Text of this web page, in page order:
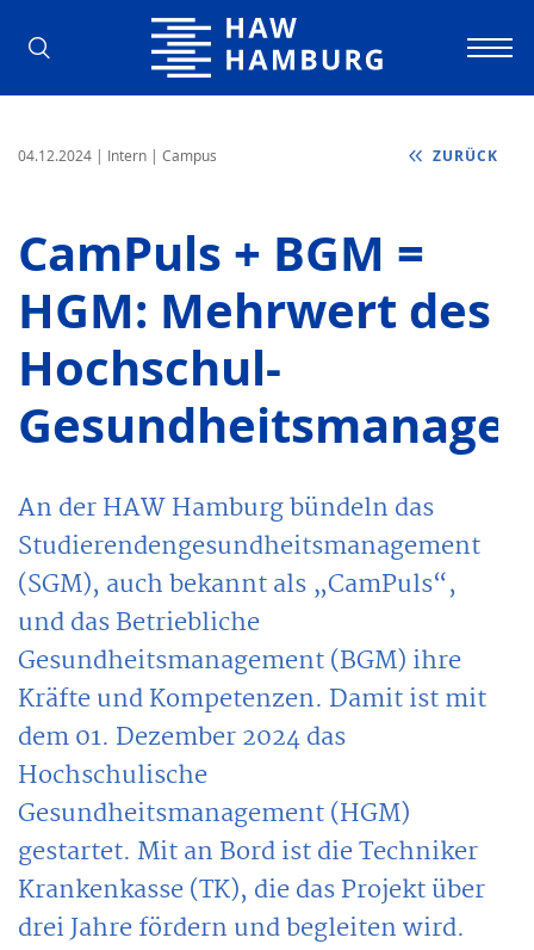
Hochschule für Angewandte
04.12.2024 | Intern | Campus ZURÜCK
CamPuls + BGM =
HGM: Mehrwert des
Hochschul-
An der HAW Hamburg bündeln das
Studierendengesundheitsmanagement
(SGM), auch bekannt als „CamPuls“,
und das Betriebliche
Gesundheitsmanagement (BGM) ihre
Kräfte und Kompetenzen. Damit ist mit
dem 01. Dezember 2024 das
Hochschulische
Gesundheitsmanagement (HGM)
gestartet. Mit an Bord ist die Techniker
Krankenkasse (TK), die das Projekt über
drei Jahre fördern und begleiten wird.